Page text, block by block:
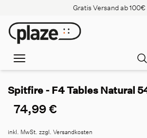
Gratis Versand ab 100€
Spitfire - F4 Tables Natural
74,99 €
inkl. MwSt. zzgl. Versandkosten